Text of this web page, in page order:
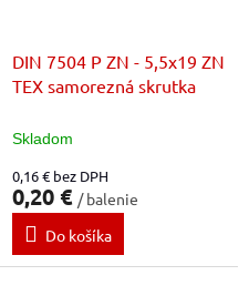
DIN 7504 P ZN - 5,5x19 ZN
TEX samorezná skrutka
Skladom
0,16 € bez DPH
0,20 € / balenie
Do košíka